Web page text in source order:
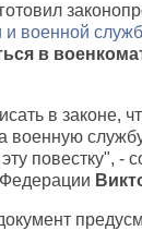
и военной
в
в законе,
повестку",